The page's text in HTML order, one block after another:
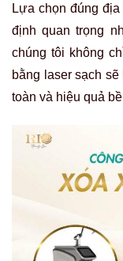
Lựa chọn đúng địa
định quan trọng
chúng tôi không
bằng laser sạch sẽ
toàn và hiệu quả